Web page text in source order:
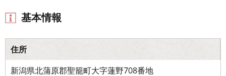
基本情報
住所
新潟県北蒲原郡聖籠町大字蓮野708番地